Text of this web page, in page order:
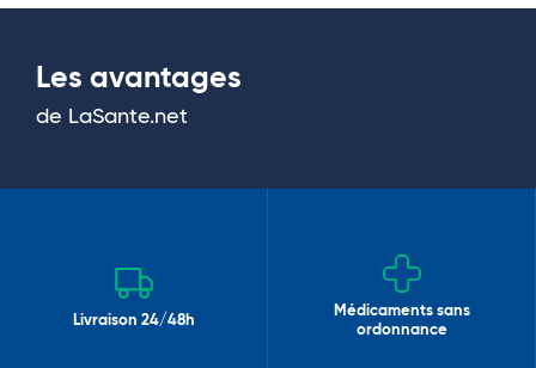
Les avantages
de LaSante.net
Livraison 24/48h
Médicaments sans
ordonnance